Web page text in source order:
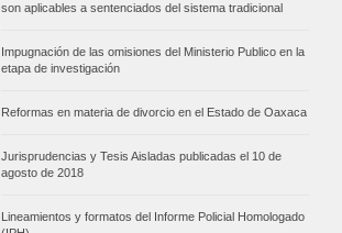
son aplicables a sentenciados del sistema tradicional
Impugnación de las omisiones del Ministerio Publico en la
etapa de investigación
Reformas en materia de divorcio en el Estado de Oaxaca
Jurisprudencias y Tesis Aisladas publicadas el 10 de
agosto de 2018
Lineamientos y formatos del Informe Policial Homologado